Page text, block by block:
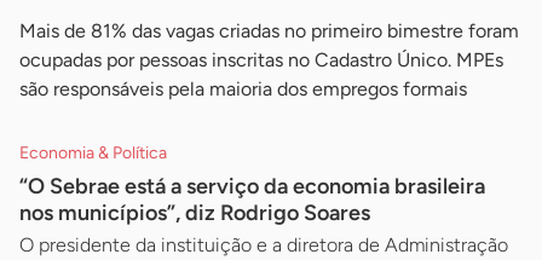
Mais de 81% das vagas criadas no primeiro bimestre foram
ocupadas por pessoas inscritas no Cadastro Único. MPEs
são responsáveis pela maioria dos empregos formais
Economia & Política
“O Sebrae está a serviço da economia brasileira
nos municípios”, diz Rodrigo Soares
O presidente da instituição e a diretora de Administração